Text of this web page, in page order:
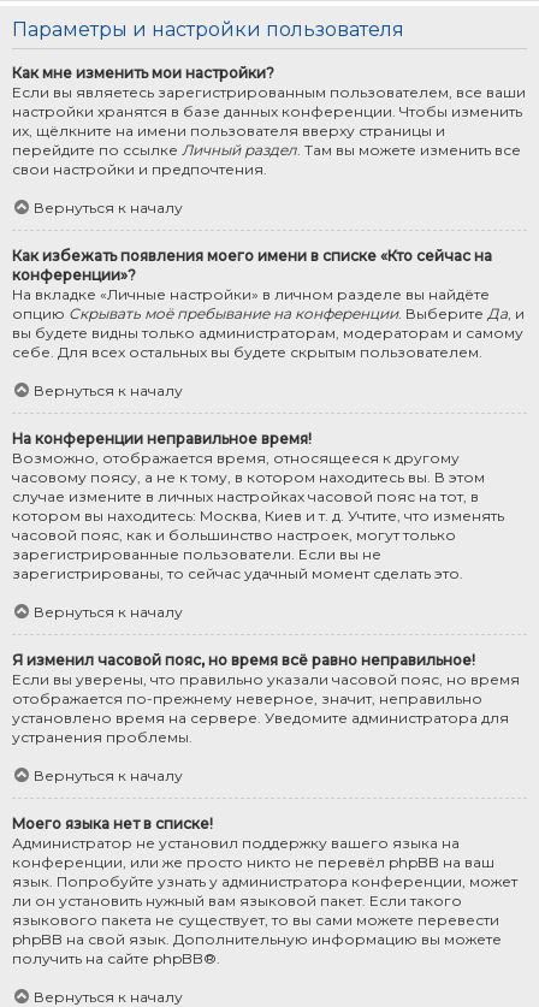
Параметры и настройки пользователя
Как мне изменить мои настройки?
Если вы являетесь зарегистрированным пользователем, все ваши
настройки хранятся в базе данных конференции. Чтобы изменить
их, щёлкните на имени пользователя вверху страницы и
перейдите по ссылке Личный раздел. Там вы можете изменить все
свои настройки и предпочтения.
Вернуться к началу
Как избежать появления моего имени в списке «Кто сейчас на
конференции»?
На вкладке «Личные настройки» в личном разделе вы найдёте
опцию Скрывать моё пребывание на конференции. Выберите Да, и
вы будете видны только администраторам, модераторам и самому
себе. Для всех остальных вы будете скрытым пользователем.
Вернуться к началу
На конференции неправильное время!
Возможно, отображается время, относящееся к другому
часовому поясу, а не к тому, в котором находитесь вы. В этом
случае измените в личных настройках часовой пояс на тот, в
котором вы находитесь: Москва, Киев и т. д. Учтите, что изменять
часовой пояс, как и большинство настроек, могут только
зарегистрированные пользователи. Если вы не
зарегистрированы, то сейчас удачный момент сделать это.
Вернуться к началу
Я изменил часовой пояс, но время всё равно неправильное!
Если вы уверены, что правильно указали часовой пояс, но время
отображается по-прежнему неверное, значит, неправильно
установлено время на сервере. Уведомите администратора для
устранения проблемы.
Вернуться к началу
Моего языка нет в списке!
Администратор не установил поддержку вашего языка на
конференции, или же просто никто не перевёл phpBB на ваш
язык. Попробуйте узнать у администратора конференции, может
ли он установить нужный вам языковой пакет. Если такого
языкового пакета не существует, то вы сами можете перевести
phpBB на свой язык. Дополнительную информацию вы можете
получить на сайте phpBB®.
Вернуться к началу